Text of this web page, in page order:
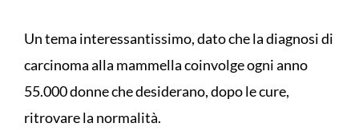
Un tema interessantissimo, dato che la diagnosi di
carcinoma alla mammella coinvolge ogni anno
55.000 donne che desiderano, dopo le cure,
ritrovare la normalità.